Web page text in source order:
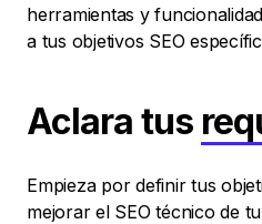
herramientas y
a tus objetivos SEO
Aclara tus
Empieza por definir tus
mejorar el SEO técnico de